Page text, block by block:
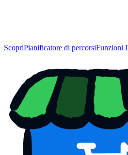
ScopriPianificatore di percorsiFunzioni